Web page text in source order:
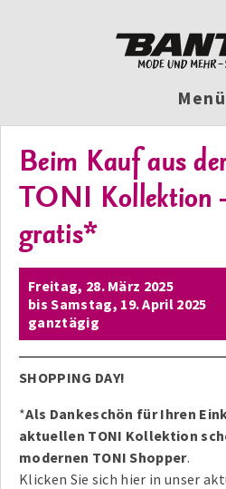
Menü
Beim Kauf aus
TONI Kollektion
gratis*
Freitag, 28. März 2025
bis Samstag, 19. April 2025
ganztägig
SHOPPING DAY!
*Als Dankeschön für Ihren
aktuellen TONI Kollektion
modernen TONI Shopper.
Klicken Sie sich hier in unser